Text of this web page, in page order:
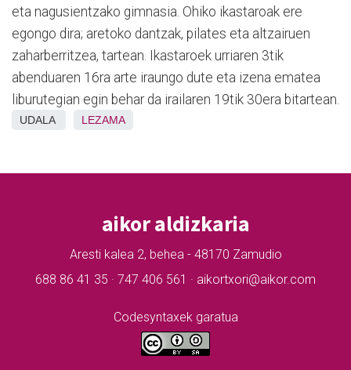
eta nagusientzako gimnasia. Ohiko ikastaroak ere
egongo dira; aretoko dantzak, pilates eta altzairuen
zaharberritzea, tartean. Ikastaroek urriaren 3tik
abenduaren 16ra arte iraungo dute eta izena ematea
liburutegian egin behar da irailaren 19tik 30era bitartean.
UDALA LEZAMA
aikor aldizkaria
Aresti kalea 2, behea - 48170 Zamudio
688 86 41 35 · 747 406 561 · aikortxori@aikor.com
Codesyntaxek garatua